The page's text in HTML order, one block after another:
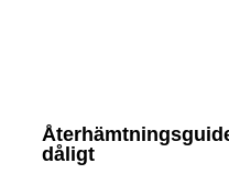
dåligt